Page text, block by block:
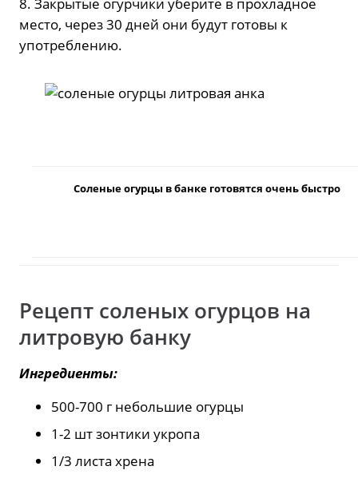
8. Закрытые огурчики уберите в прохладное
место, через 30 дней они будут готовы к
употреблению.
Соленые огурцы в банке готовятся очень быстро
Рецепт соленых огурцов на
литровую банку
Ингредиенты:
500-700 г небольшие огурцы
1-2 шт зонтики укропа
1/3 листа хрена